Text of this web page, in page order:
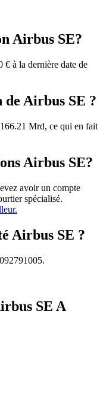
Airbus SE?
€ à la dernière date de
Airbus SE ?
Mrd, ce qui en fait
Airbus SE?
avoir un compte
spécialisé.
Airbus SE ?
SE A